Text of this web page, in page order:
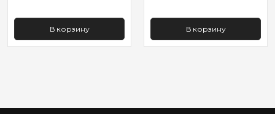
В корзину В корзину